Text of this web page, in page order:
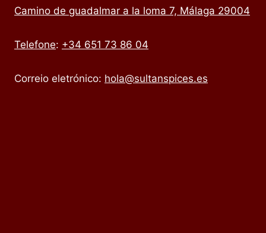
Camino de guadalmar a la loma 7, Málaga 29004
Telefone: +34 651 73 86 04
Correio eletrónico: hola@sultanspices.es